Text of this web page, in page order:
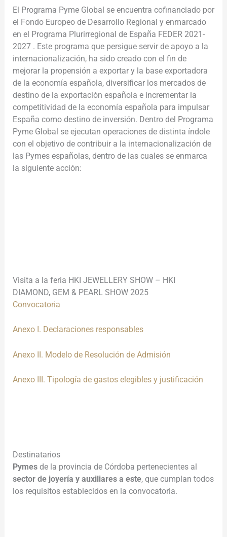
El Programa Pyme Global se encuentra cofinanciado por
el Fondo Europeo de Desarrollo Regional y enmarcado
en el Programa Plurirregional de España FEDER 2021-
2027 . Este programa que persigue servir de apoyo a la
internacionalización, ha sido creado con el fin de
mejorar la propensión a exportar y la base exportadora
de la economía española, diversificar los mercados de
destino de la exportación española e incrementar la
competitividad de la economía española para impulsar
España como destino de inversión. Dentro del Programa
Pyme Global se ejecutan operaciones de distinta índole
con el objetivo de contribuir a la internacionalización de
las Pymes españolas, dentro de las cuales se enmarca
la siguiente acción:
Visita a la feria HKI JEWELLERY SHOW – HKI
DIAMOND, GEM & PEARL SHOW 2025
Convocatoria
Anexo I. Declaraciones responsables
Anexo II. Modelo de Resolución de Admisión
Anexo III. Tipología de gastos elegibles y justificación
Destinatarios
Pymesde la provincia de Córdoba pertenecientes al
sector de joyería y auxiliares a este, que cumplan todos
los requisitos establecidos en la convocatoria.